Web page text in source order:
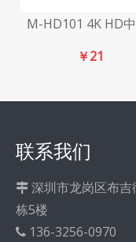
M-HD101 4K HD
￥21
联系我们
 深圳市龙岗区布
栋5楼
 136-3256-0970